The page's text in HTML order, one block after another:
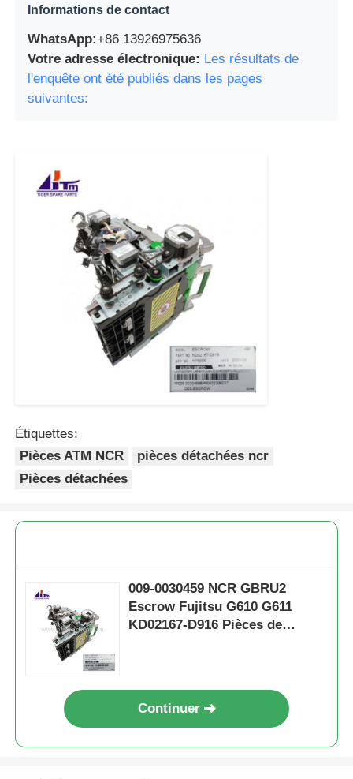
Informations de contact
WhatsApp:+86 13926975636
Votre adresse électronique: Les résultats de
l'enquête ont été publiés dans les pages
suivantes:
Étiquettes:
Pièces ATM NCR
pièces détachées ncr
Pièces détachées
009-0030459 NCR GBRU2
Escrow Fujitsu G610 G611
KD02167-D916 Pièces de
Continuer